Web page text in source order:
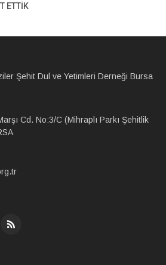
ETTİK
Şehit Dul ve Yetimleri Derneği Bursa
Cd. No:3/C (Mihraplı Parkı Şehitlik